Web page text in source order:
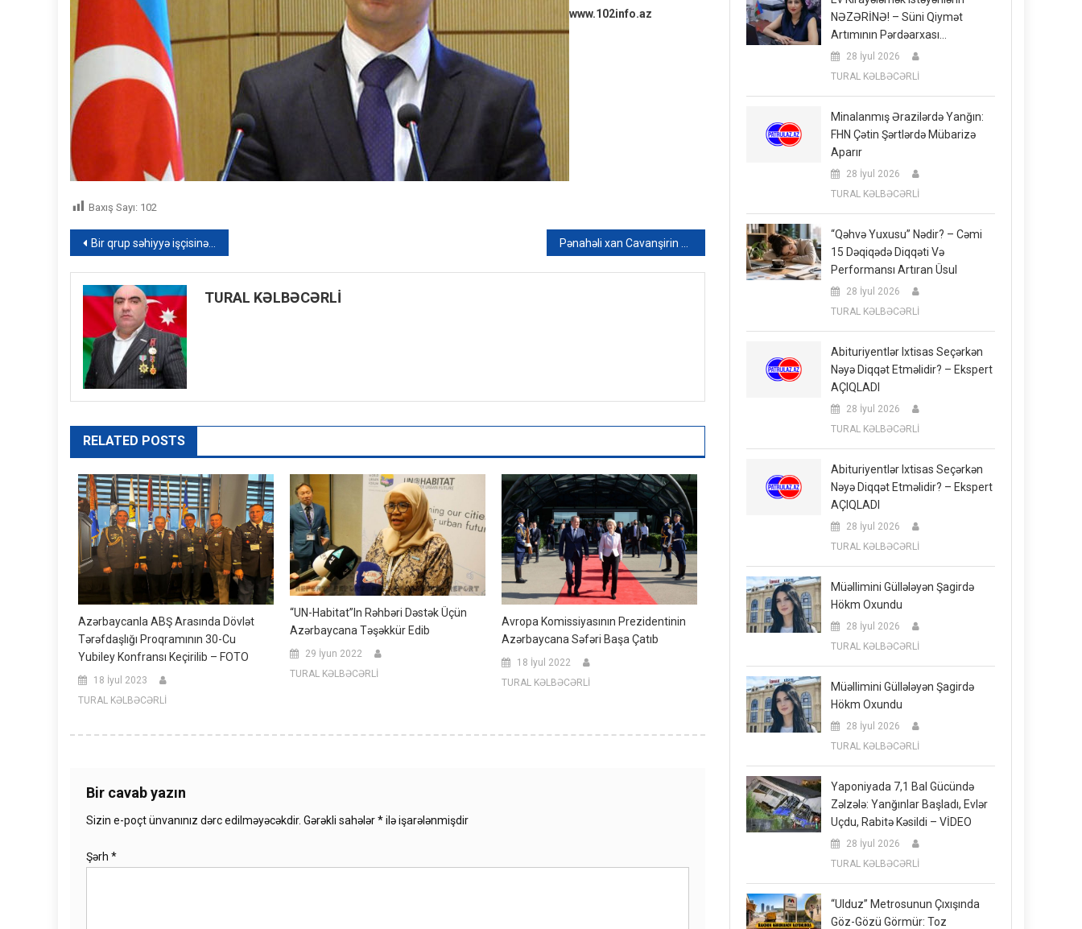
www.102info.az
Baxış Sayı: 102
Yazı
naviqasiyası
Bir qrup səhiyyə işçisinə “Tərəqqi” medalı verildi – SƏRƏNCAM
TURAL KƏLBƏCƏRLİ
RELATED POSTS
Azərbaycanla ABŞ Arasında Dövlət
Tərəfdaşlığı Proqramının 30-Cu
Yubiley Konfransı Keçirilib – FOTO
18 İyul 2023
TURAL KƏLBƏCƏRLİ
“UN-Habitat”ın Rəhbəri Dəstək Üçün
Azərbaycana Təşəkkür Edib
29 İyun 2022
TURAL KƏLBƏCƏRLİ
Avropa Komissiyasının Prezidentinin
Azərbaycana Səfəri Başa Çatıb
18 İyul 2022
TURAL KƏLBƏCƏRLİ
Bir cavab yazın
Sizin e-poçt ünvanınız dərc edilməyəcəkdir. Gərəkli sahələr*ilə işarələnmişdir
Şərh *
NƏZƏRİNƏ! – Süni Qiymət
Artımının Pərdəarxası…
28 İyul 2026
TURAL KƏLBƏCƏRLİ
Minalanmış Ərazilərdə Yanğın:
FHN Çətin Şərtlərdə Mübarizə
Aparır
28 İyul 2026
TURAL KƏLBƏCƏRLİ
“Qəhvə Yuxusu” Nədir? – Cəmi
15 Dəqiqədə Diqqəti Və
Performansı Artıran Üsul
28 İyul 2026
TURAL KƏLBƏCƏRLİ
Abituriyentlər Ixtisas Seçərkən
Nəyə Diqqət Etməlidir? – Ekspert
AÇIQLADI
28 İyul 2026
TURAL KƏLBƏCƏRLİ
Abituriyentlər Ixtisas Seçərkən
Nəyə Diqqət Etməlidir? – Ekspert
AÇIQLADI
28 İyul 2026
TURAL KƏLBƏCƏRLİ
Müəllimini Güllələyən Şagirdə
Hökm Oxundu
28 İyul 2026
TURAL KƏLBƏCƏRLİ
Müəllimini Güllələyən Şagirdə
Hökm Oxundu
28 İyul 2026
TURAL KƏLBƏCƏRLİ
Yaponiyada 7,1 Bal Gücündə
Zəlzələ: Yanğınlar Başladı, Evlər
Uçdu, Rabitə Kəsildi – VİDEO
28 İyul 2026
TURAL KƏLBƏCƏRLİ
“Ulduz” Metrosunun Çıxışında
Göz-Gözü Görmür: Toz